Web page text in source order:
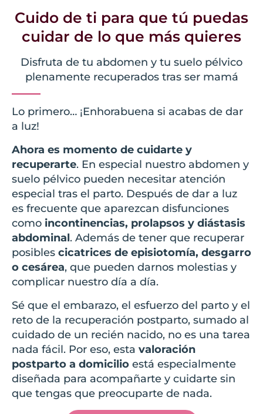
Cuido de ti para que tú puedas
cuidar de lo que más quieres
Disfruta de tu abdomen y tu suelo pélvico
plenamente recuperados tras ser mamá
Lo primero… ¡Enhorabuena si acabas de dar
a luz!
Ahora es momento de cuidarte y
recuperarte. En especial nuestro abdomen y
suelo pélvico pueden necesitar atención
especial tras el parto. Después de dar a luz
es frecuente que aparezcan disfunciones
como incontinencias, prolapsos y diástasis
abdominal. Además de tener que recuperar
posibles cicatrices de episiotomía, desgarro
o cesárea, que pueden darnos molestias y
complicar nuestro día a día.
Sé que el embarazo, el esfuerzo del parto y el
reto de la recuperación postparto, sumado al
cuidado de un recién nacido, no es una tarea
nada fácil. Por eso, esta valoración
postparto a domicilio está especialmente
diseñada para acompañarte y cuidarte sin
que tengas que preocuparte de nada.